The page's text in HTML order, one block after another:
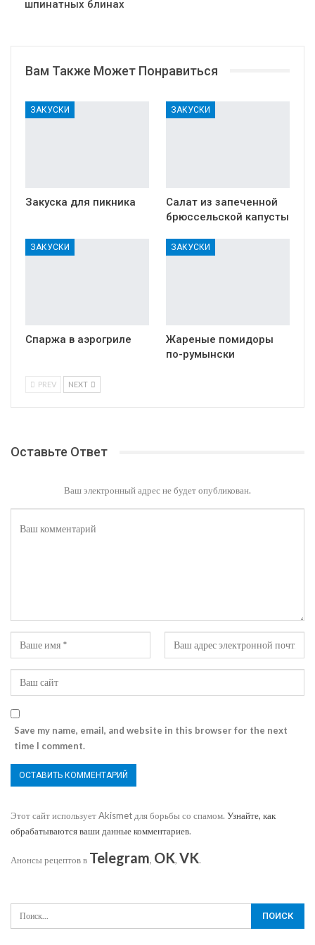
шпинатных блинах
Вам Также Может Понравиться
ЗАКУСКИ
Закуска для пикника
ЗАКУСКИ
Салат из запеченной
брюссельской капусты
ЗАКУСКИ
Спаржа в аэрогриле
ЗАКУСКИ
Жареные помидоры
по-румынски
PREV NEXT
Оставьте Ответ
Ваш электронный адрес не будет опубликован.
Save my name, email, and website in this browser for the next
time I comment.
Этот сайт использует Akismet для борьбы со спамом. Узнайте, как
обрабатываются ваши данные комментариев.
Анонсы рецептов в Telegram, OK, VK.